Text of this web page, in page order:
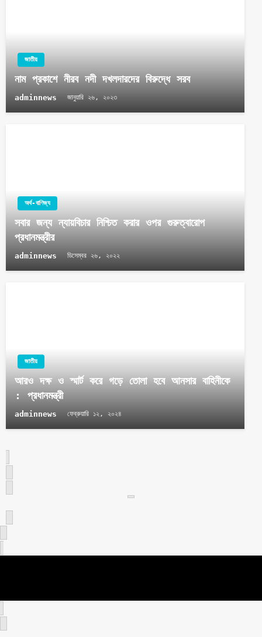
জাতীয়
নাম প্রকাশে নীরব নদী দখলদারদের বিরুদ্ধে সরব
adminnews জানুয়ারি ২৬, ২০২৩
অর্থ-বাণিজ্য
সবার জন্য ন্যায়বিচার নিশ্চিত করার ওপর গুরুত্বারোপ
প্রধানমন্ত্রীর
adminnews ডিসেম্বর ২৬, ২০২২
জাতীয়
আরও দক্ষ ও স্মার্ট করে গড়ে তোলা হবে আনসার বাহিনীকে
: প্রধানমন্ত্রী
adminnews ফেব্রুয়ারি ১২, ২০২৪